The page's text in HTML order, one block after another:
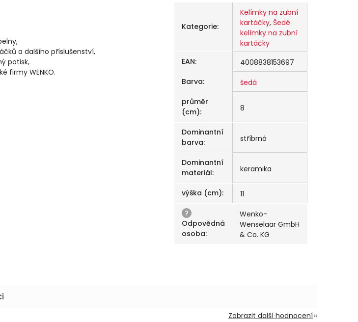
a dalšího příslušenství,
potisk,
firmy WENKO.
Kategorie:
Kelímky na zubní
kartáčky, Šedé
kelímky na zubní
kartáčky
EAN:
4008838153697
Barva:
šedá
průměr
(cm): 8
Dominantní
barva: stříbrná
Dominantní
materiál: keramika
výška (cm):
11
?
Odpovědná
osoba:
Wenko-
Wenselaar GmbH
& Co. KG
Zobrazit další hodnocení